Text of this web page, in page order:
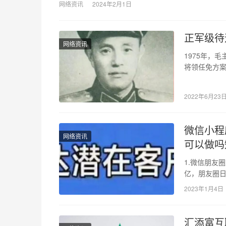
网络资讯 2024年2月1日
网络资讯 正军级
1975年，毛
将领任免方
2022年6月23
网络资讯
微信小
可以做
1.微信朋友
亿，朋友圈
众平台小程
2023年1月4日
汇添富